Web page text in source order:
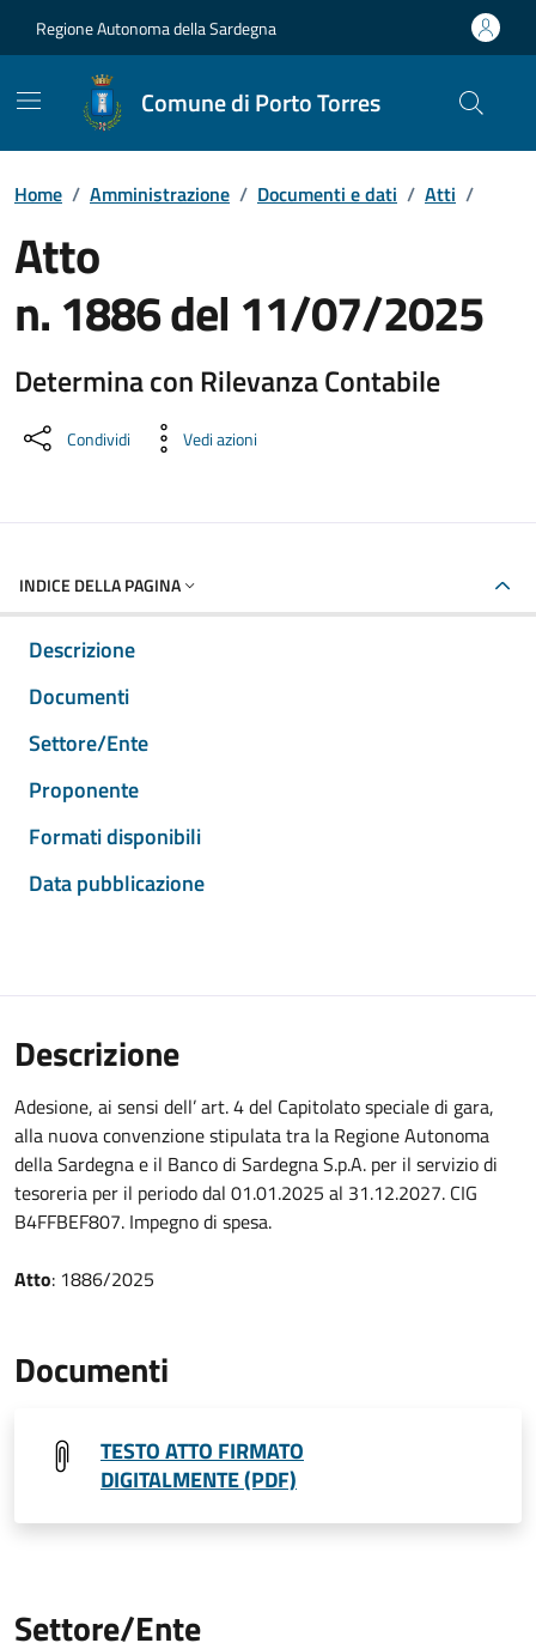
Regione Autonoma della Sardegna
Comune di Porto Torres
Home / Amministrazione / Documenti e dati / Atti /
Atto
n. 1886 del 11/07/2025
Determina con Rilevanza Contabile
Dettaglio del documento
Condividi Vedi azioni
INDICE DELLA PAGINA
Descrizione
Documenti
Settore/Ente
Proponente
Formati disponibili
Data pubblicazione
Descrizione
Adesione, ai sensi dell’ art. 4 del Capitolato speciale di gara,
alla nuova convenzione stipulata tra la Regione Autonoma
della Sardegna e il Banco di Sardegna S.p.A. per il servizio di
tesoreria per il periodo dal 01.01.2025 al 31.12.2027. CIG
B4FFBEF807. Impegno di spesa.
Atto: 1886/2025
Documenti
TESTO ATTO FIRMATO
DIGITALMENTE (PDF)
Settore/Ente